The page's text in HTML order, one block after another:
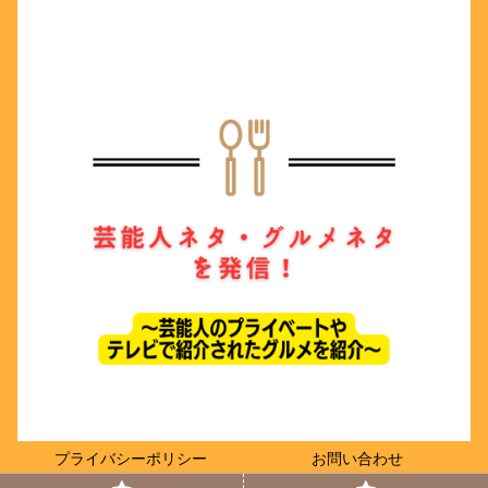
プライバシーポリシー お問い合わせ